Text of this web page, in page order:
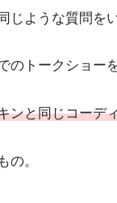
じような質問を
のトークショー
ンと同じコーデ
の。